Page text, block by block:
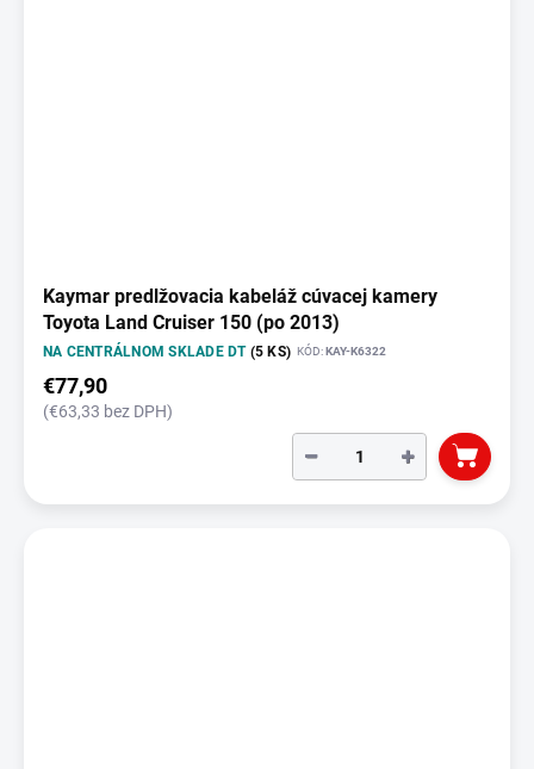
Kaymar predlžovacia kabeláž cúvacej kamery
Toyota Land Cruiser 150 (po 2013)
NA CENTRÁLNOM SKLADE DT (5 KS) KÓD: KAY-K6322
€77,90
(€63,33 bez DPH)
+
−